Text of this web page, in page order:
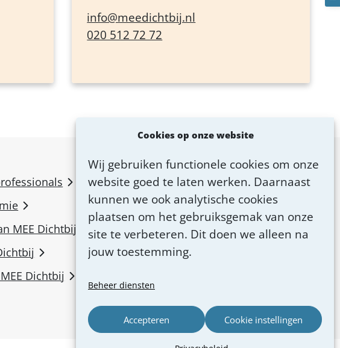
Cookies op onze website
Wij gebruiken functionele cookies om onze
website goed te laten werken. Daarnaast
kunnen we ook analytische cookies
plaatsen om het gebruiksgemak van onze
site te verbeteren. Dit doen we alleen na
jouw toestemming.
Beheer diensten
Accepteren Cookie instellingen
info@meedichtbij.nl
020 512 72 72
MEE Dichtbij
Dichtbij